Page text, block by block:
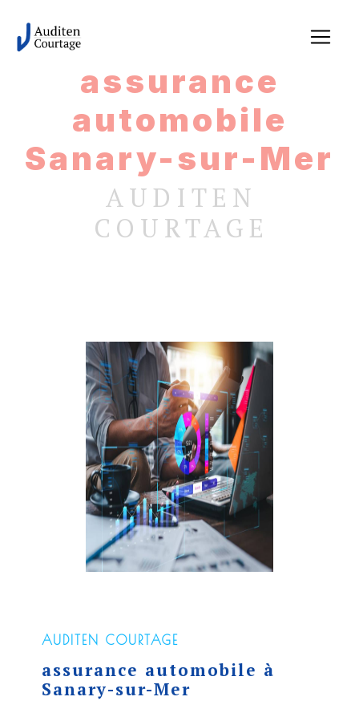
assurance
automobile
Sanary-sur-Mer
AUDITEN
COURTAGE
AUDITEN COURTAGE
assurance automobile à
Sanary-sur-Mer